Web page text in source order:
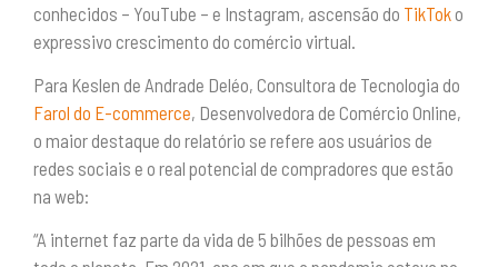
conhecidos – YouTube – e Instagram, ascensão do TikToko
expressivo crescimento do comércio virtual.
Para Keslen de Andrade Deléo, Consultora de Tecnologia do
Farol do E-commerce, Desenvolvedora de Comércio Online,
o maior destaque do relatório se refere aos usuários de
redes sociais e o real potencial de compradores que estão
na web:
“A internet faz parte da vida de 5 bilhões de pessoas em